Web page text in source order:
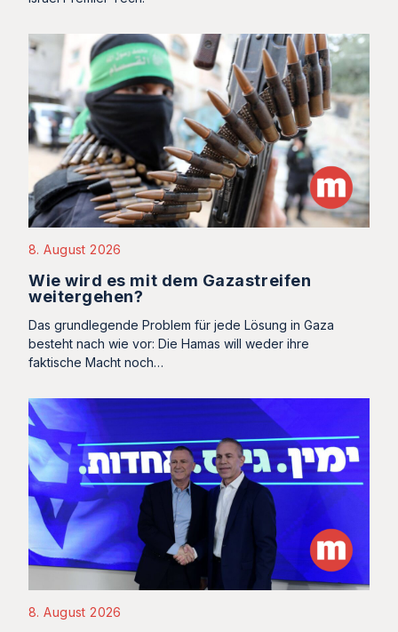
8. August 2026
Wie wird es mit dem Gazastreifen
weitergehen?
Das grundlegende Problem für jede Lösung in Gaza
besteht nach wie vor: Die Hamas will weder ihre
faktische Macht noch…
8. August 2026